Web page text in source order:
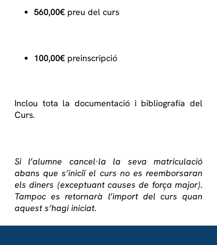
560,00€ preu del curs
100,00€ preinscripció
Inclou tota la documentació i bibliografía del
Curs.
Si l’alumne cancel·la la seva matriculació
abans que s’iniciï el curs no es reemborsaran
els diners (exceptuant causes de força major).
Tampoc es retornarà l’import del curs quan
aquest s’hagi iniciat.